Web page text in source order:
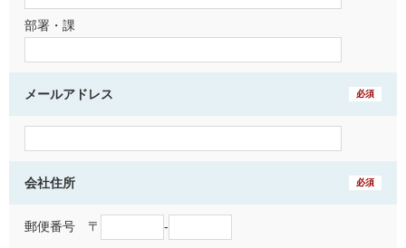
部署・課
メールアドレス 必須
会社住所 必須
郵便番号 〒 -